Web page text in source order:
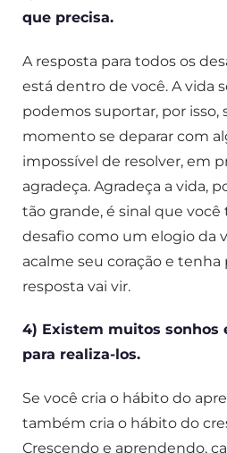
que precisa.
A resposta para todos os
está dentro de você. A vida
podemos suportar, por isso,
momento se deparar com
impossível de resolver, em
agradeça. Agradeça a vida,
tão grande, é sinal que você
desafio como um elogio da
acalme seu coração e
resposta vai vir.
4) Existem muitos sonhos
para realiza-los.
Se você cria o hábito do
também cria o hábito do
Crescendo e aprendendo,